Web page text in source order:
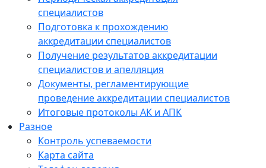
специалистов
Подготовка к прохождению
аккредитации специалистов
Получение результатов аккредитации
специалистов и апелляция
Документы, регламентирующие
проведение аккредитации специалистов
Итоговые протоколы АК и АПК
Разное
Контроль успеваемости
Карта сайта